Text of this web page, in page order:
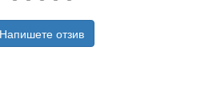
Напишете отзив